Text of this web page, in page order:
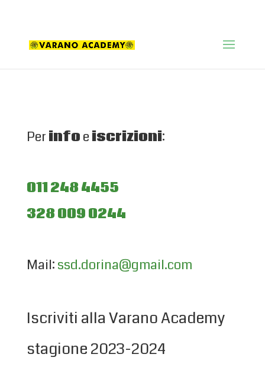
Perinfoeiscrizioni:
011 248 4455
328 009 0244
Mail:ssd.dorina@gmail.com
Iscriviti alla Varano Academy
stagione 2023-2024